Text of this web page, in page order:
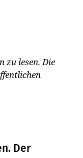
zu lesen. Die
Der